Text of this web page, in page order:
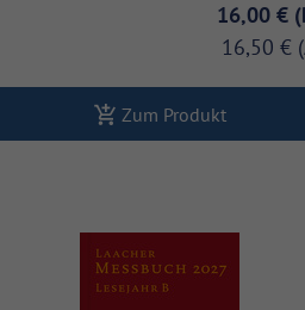
16,00 €
16,50 €
Zum Produkt